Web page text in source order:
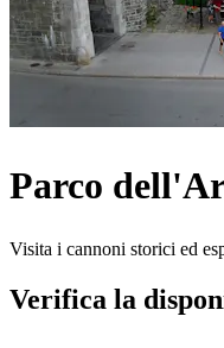
Parco
Visita i cannoni storici ed
Verifica la